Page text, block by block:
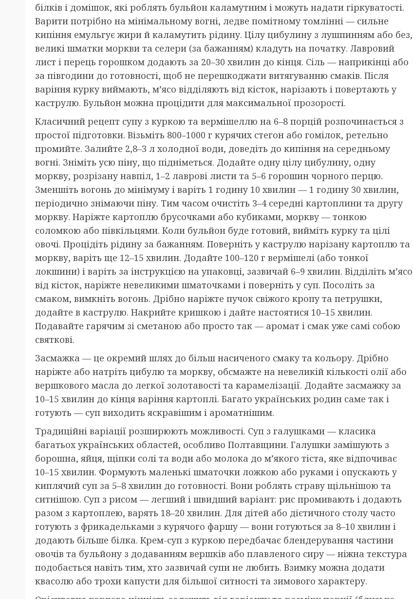
білків і домішок, які роблять бульйон каламутним і можуть надати гіркуватості.
Варити потрібно на мінімальному вогні, ледве помітному томлінні — сильне
кипіння емульгує жири й каламутить рідину. Цілу цибулину з лушпинням або без,
великі шматки моркви та селери (за бажанням) кладуть на початку. Лавровий
лист і перець горошком додають за 20–30 хвилин до кінця. Сіль — наприкінці або
за півгодини до готовності, щоб не перешкоджати витягуванню смаків. Після
варіння курку виймають, м’ясо відділяють від кісток, нарізають і повертають у
каструлю. Бульйон можна процідити для максимальної прозорості.
Класичний рецепт супу з куркою та вермішеллю на 6–8 порцій розпочинається з
простої підготовки. Візьміть 800–1000 г курячих стегон або гомілок, ретельно
промийте. Залийте 2,8–3 л холодної води, доведіть до кипіння на середньому
вогні. Зніміть усю піну, що підніметься. Додайте одну цілу цибулину, одну
моркву, розрізану навпіл, 1–2 лаврові листи та 5–6 горошин чорного перцю.
Зменшіть вогонь до мінімуму і варіть 1 годину 10 хвилин — 1 годину 30 хвилин,
періодично знімаючи піну. Тим часом очистіть 3–4 середні картоплини та другу
моркву. Наріжте картоплю брусочками або кубиками, моркву — тонкою
соломкою або півкільцями. Коли бульйон буде готовий, вийміть курку та цілі
овочі. Процідіть рідину за бажанням. Поверніть у каструлю нарізану картоплю та
моркву, варіть ще 12–15 хвилин. Додайте 100–120 г вермішелі (або тонкої
локшини) і варіть за інструкцією на упаковці, зазвичай 6–9 хвилин. Відділіть м’ясо
від кісток, наріжте невеликими шматочками і поверніть у суп. Посоліть за
смаком, вимкніть вогонь. Дрібно наріжте пучок свіжого кропу та петрушки,
додайте в каструлю. Накрийте кришкою і дайте настоятися 10–15 хвилин.
Подавайте гарячим зі сметаною або просто так — аромат і смак уже самі собою
святкові.
Засмажка — це окремий шлях до більш насиченого смаку та кольору. Дрібно
наріжте або натріть цибулю та моркву, обсмажте на невеликій кількості олії або
вершкового масла до легкої золотавості та карамелізації. Додайте засмажку за
10–15 хвилин до кінця варіння картоплі. Багато українських родин саме так і
готують — суп виходить яскравішим і ароматнішим.
Традиційні варіації розширюють можливості. Суп з галушками — класика
багатьох українських областей, особливо Полтавщини. Галушки замішують з
борошна, яйця, щіпки солі та води або молока до м’якого тіста, яке відпочиває
10–15 хвилин. Формують маленькі шматочки ложкою або руками і опускають у
киплячий суп за 5–8 хвилин до готовності. Вони роблять страву щільнішою та
ситнішою. Суп з рисом — легший і швидший варіант: рис промивають і додають
разом з картоплею, варять 18–20 хвилин. Для дітей або дієтичного столу часто
готують з фрикадельками з курячого фаршу — вони готуються за 8–10 хвилин і
додають більше білка. Крем-суп з куркою передбачає блендерування частини
овочів та бульйону з додаванням вершків або плавленого сиру — ніжна текстура
подобається навіть тим, хто зазвичай супи не любить. Взимку можна додати
квасолю або трохи капусти для більшої ситності та зимового характеру.